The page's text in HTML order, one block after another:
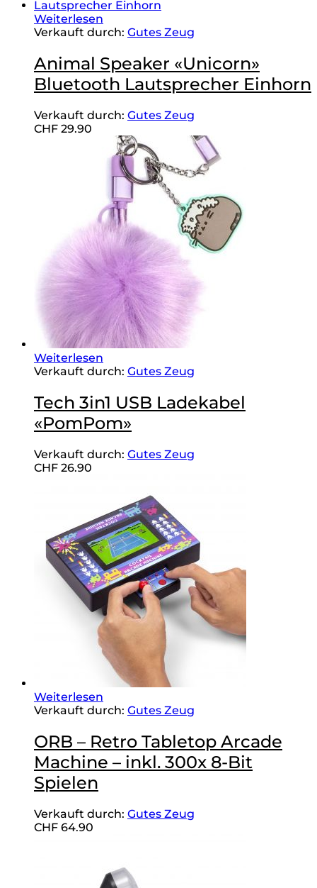
Weiterlesen
Verkauft durch: Gutes Zeug
Animal Speaker «Unicorn»
Bluetooth Lautsprecher Einhorn
Verkauft durch: Gutes Zeug
CHF 29.90
Weiterlesen
Verkauft durch: Gutes Zeug
Tech 3in1 USB Ladekabel
«PomPom»
Verkauft durch: Gutes Zeug
CHF 26.90
Weiterlesen
Verkauft durch: Gutes Zeug
ORB – Retro Tabletop Arcade
Machine – inkl. 300x 8-Bit
Spielen
Verkauft durch: Gutes Zeug
CHF 64.90